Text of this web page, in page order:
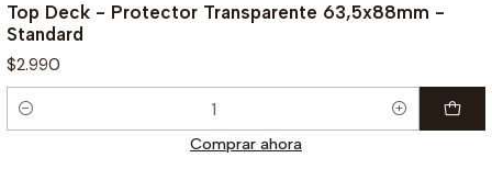
Top Deck - Protector Transparente 63,5x88mm -
Standard
$2.990
Cantidad
Comprar ahora